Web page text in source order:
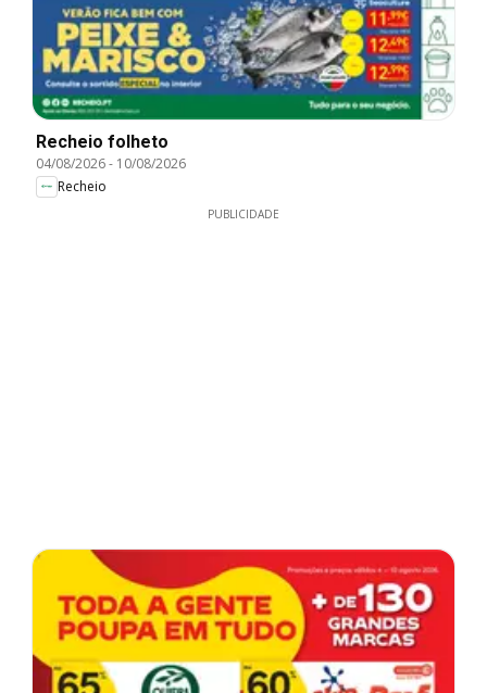
Recheio folheto
04/08/2026- 10/08/2026
Recheio
PUBLICIDADE